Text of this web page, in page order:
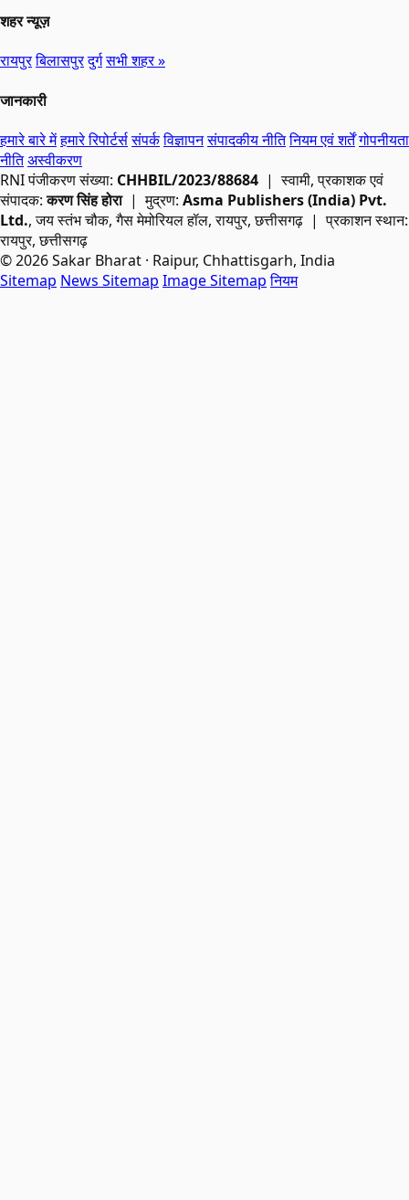
शहर न्यूज़
रायपुरबिलासपुरदुर्गसभी शहर »
जानकारी
हमारे बारे मेंहमारे रिपोर्टर्ससंपर्कविज्ञापनसंपादकीय नीतिनियम एवं शर्तेंगोपनीयता
नीतिअस्वीकरण
RNIपंजीकरण संख्या: CHHBIL/2023/88684 | स्वामी, प्रकाशक एवं
संपादक:करण सिंह होरा| मुद्रण: Asma Publishers (India) Pvt.
Ltd., जय स्तंभ चौक, गैस मेमोरियल हॉल, रायपुर, छत्तीसगढ़ | प्रकाशन स्थान:
रायपुर, छत्तीसगढ़
© 2026 Sakar Bharat · Raipur, Chhattisgarh, India
Sitemap News Sitemap Image Sitemap नियम